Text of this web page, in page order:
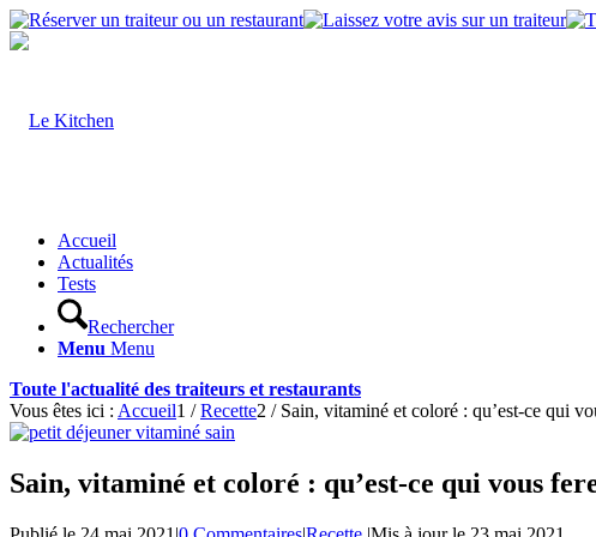
Accueil
Actualités
Tests
Rechercher
Menu Menu
Toute l'actualité des traiteurs et restaurants
Vous êtes ici : Accueil1 / Recette2 / Sain, vitaminé et coloré : qu’est-ce qui
Sain, vitaminé et coloré : qu’est-ce qui vous